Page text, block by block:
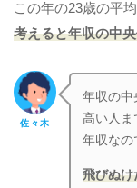
この年の23歳の平
考えると年収の中
佐々木
年収の中
高い人
年収なの
飛びぬけ